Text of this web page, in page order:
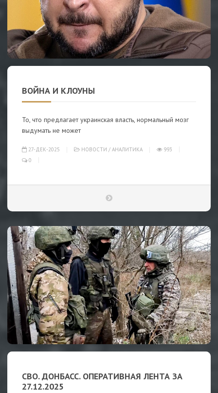
ВОЙНА И КЛОУНЫ
То, что предлагает украинская власть, нормальный мозг
выдумать не может
27-ДЕК-2025 НОВОСТИ / АНАЛИТИКА
993
0
СВО. ДОНБАСС. ОПЕРАТИВНАЯ ЛЕНТА ЗА
27.12.2025